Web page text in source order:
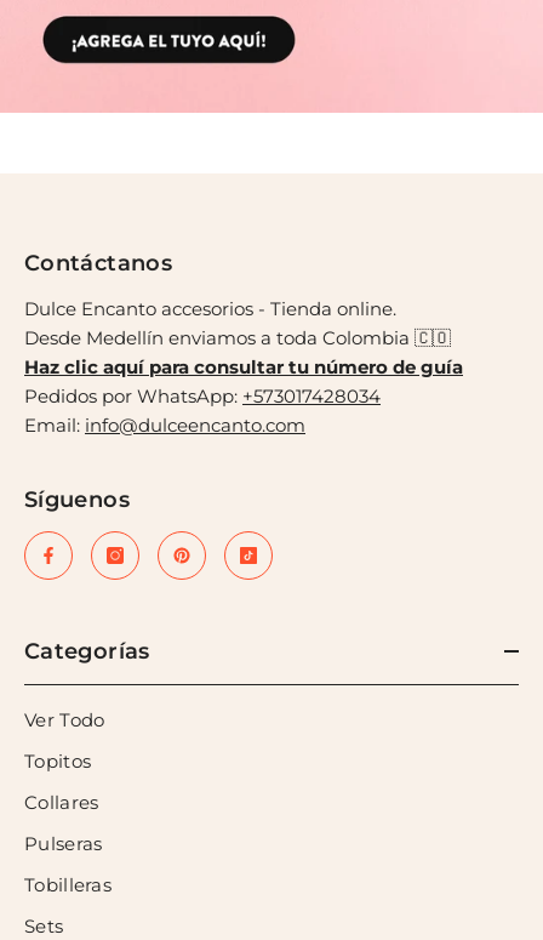
Contáctanos
Dulce Encanto accesorios - Tienda online.
Desde Medellín enviamos a toda Colombia 🇨🇴
Haz clic aquí para consultar tu número de guía
Pedidos por WhatsApp: +573017428034
Email: info@dulceencanto.com
Síguenos
Categorías
Ver Todo
Topitos
Collares
Pulseras
Tobilleras
Sets